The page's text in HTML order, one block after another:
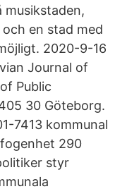
musikstaden,
en stad med
2020-9-16
Journal of
Public
30 Göteborg.
7413 kommunal
290
styr